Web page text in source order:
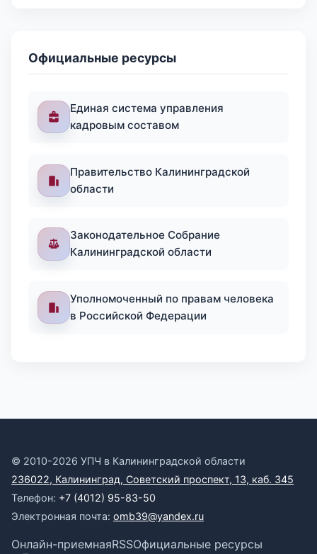
Официальные ресурсы
Единая система управления
кадровым составом
Правительство Калининградской
области
Законодательное Собрание
Калининградской области
Уполномоченный по правам человека
в Российской Федерации
© 2010-2026 УПЧ в Калининградской области
236022, Калининград, Советский проспект, 13, каб. 345
Телефон: +7 (4012) 95-83-50
Электронная почта: omb39@yandex.ru
Онлайн-приемнаяRSSОфициальные ресурсы